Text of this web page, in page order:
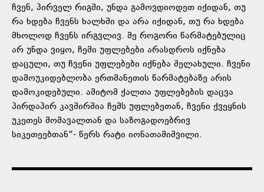
ჩვენ, პირველ რიგში, უნდა გამოვდიოდეთ იქიდან, თუ
რა ხდება ჩვენს ხალხში და არა იქიდან, თუ რა ხდება
მხოლოდ ჩვენს ირგვლივ. მე როგორი წარმატებულიც
არ უნდა ვიყო, ჩემი უფლებები არასდროს იქნება
დაცული, თუ ჩვენი უფლებები იქნება შელახული. ჩვენი
დამოუკიდებლობა ერთმანეთის წარმატებაზე არის
დამოკიდებული. ამიტომ ქალთა უფლებების დაცვა
პირდაპირ კავშირშია ჩემს უფლებეთან, ჩვენი ქვეყნის
უკეთეს მომავალთან და საზოგადოებრივ
სიკეთეებთან”- წერს რატი იონათამიშვილი.